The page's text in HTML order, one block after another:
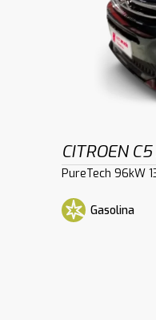
CITROEN
PureTech 96kW
Gasolina